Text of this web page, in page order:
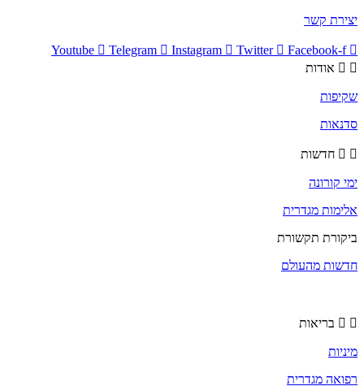
יצירת קשר
Youtube Telegram Instagram Twitter
Facebook-f
אודות
שקיפות
סדנאות
חדשות
ימי קורונה
אלימות מגדרית
ביקורת תקשורת
חדשות מהעולם
בריאות
מיניות
רפואה מגדרית